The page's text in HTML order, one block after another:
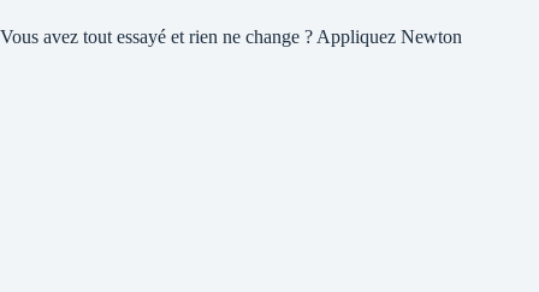
Vous avez tout essayé et rien ne change ? Appliquez Newton